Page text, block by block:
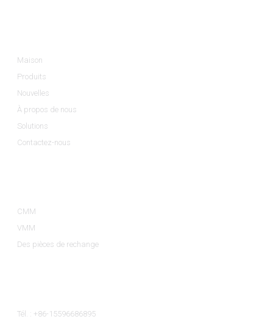
Maison
Produits
Nouvelles
À propos de nous
Solutions
Contactez-nous
CMM
VMM
Des pièces de rechange
Tél. : +86-15596686895